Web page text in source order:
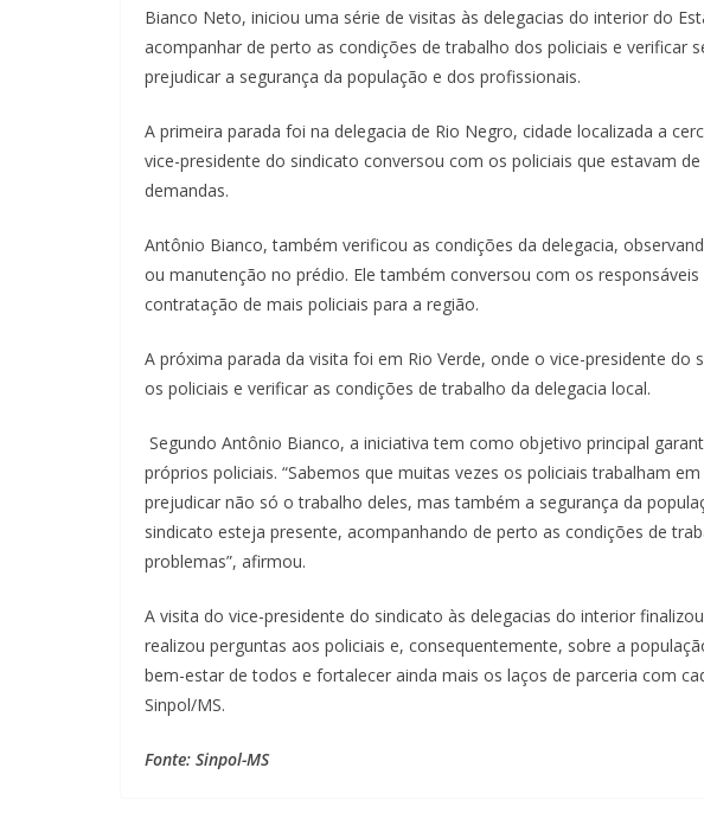
Bianco Neto, iniciou uma série de visitas às delegacias do interior do
acompanhar de perto as condições de trabalho dos policiais e verificar
prejudicar a segurança da população e dos profissionais.
A primeira parada foi na delegacia de Rio Negro, cidade localizada a
vice-presidente do sindicato conversou com os policiais que estavam
demandas.
Antônio Bianco, também verificou as condições da delegacia,
ou manutenção no prédio. Ele também conversou com os
contratação de mais policiais para a região.
A próxima parada da visita foi em Rio Verde, onde o vice-presidente do
os policiais e verificar as condições de trabalho da delegacia local.
Segundo Antônio Bianco, a iniciativa tem como objetivo principal
próprios policiais. “Sabemos que muitas vezes os policiais trabalham
prejudicar não só o trabalho deles, mas também a segurança da
sindicato esteja presente, acompanhando de perto as condições de
problemas”, afirmou.
A visita do vice-presidente do sindicato às delegacias do interior
realizou perguntas aos policiais e, consequentemente, sobre a
bem-estar de todos e fortalecer ainda mais os laços de parceria com
Sinpol/MS.
Fonte: Sinpol-MS